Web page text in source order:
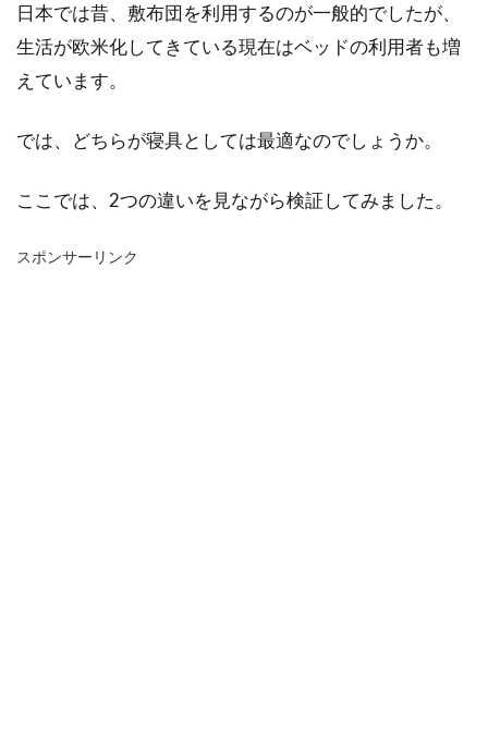
日本では昔、敷布団を利用するのが一般的でしたが、
生活が欧米化してきている現在はベッドの利用者も増
えています。
では、どちらが寝具としては最適なのでしょうか。
ここでは、2つの違いを見ながら検証してみました。
スポンサーリンク